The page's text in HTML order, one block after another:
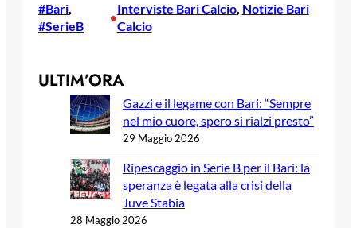
#Bari
#SerieB
•
Interviste Bari Calcio, Notizie Bari
Calcio
ULTIM’ORA
Gazzi e il legame con Bari: “Sempre
nel mio cuore, spero si rialzi presto”
29 Maggio 2026
Ripescaggio in Serie B per il Bari: la
speranza è legata alla crisi della
Juve Stabia
28 Maggio 2026